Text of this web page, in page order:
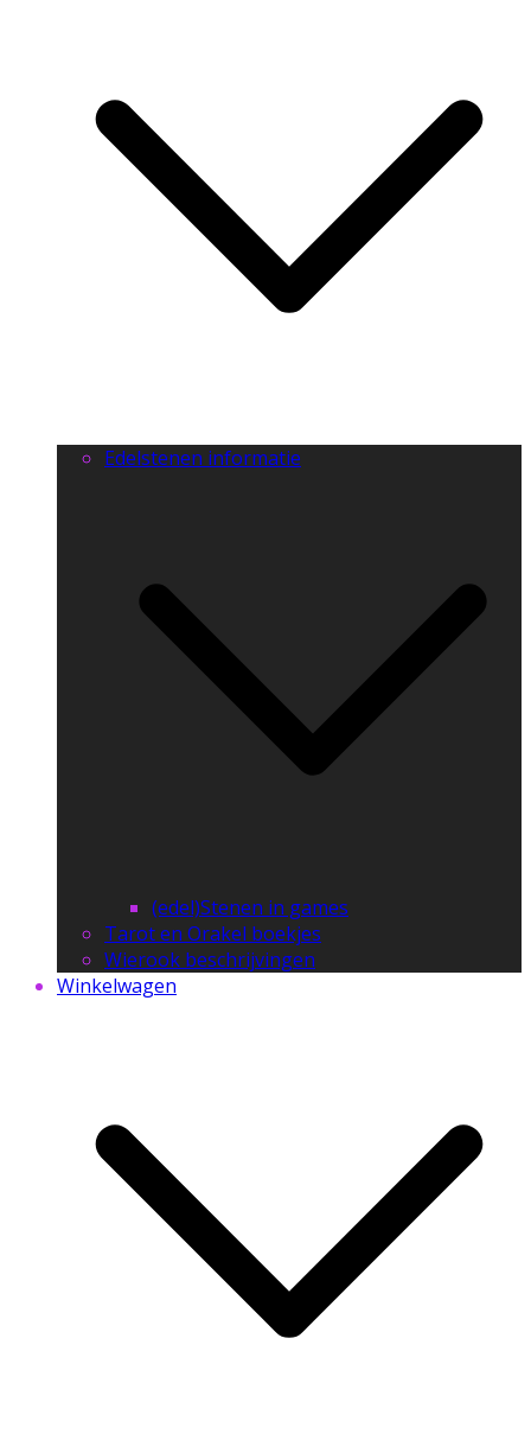
Edelstenen informatie
(edel)Stenen in games
Tarot en Orakel boekjes
Wierook beschrijvingen
Winkelwagen